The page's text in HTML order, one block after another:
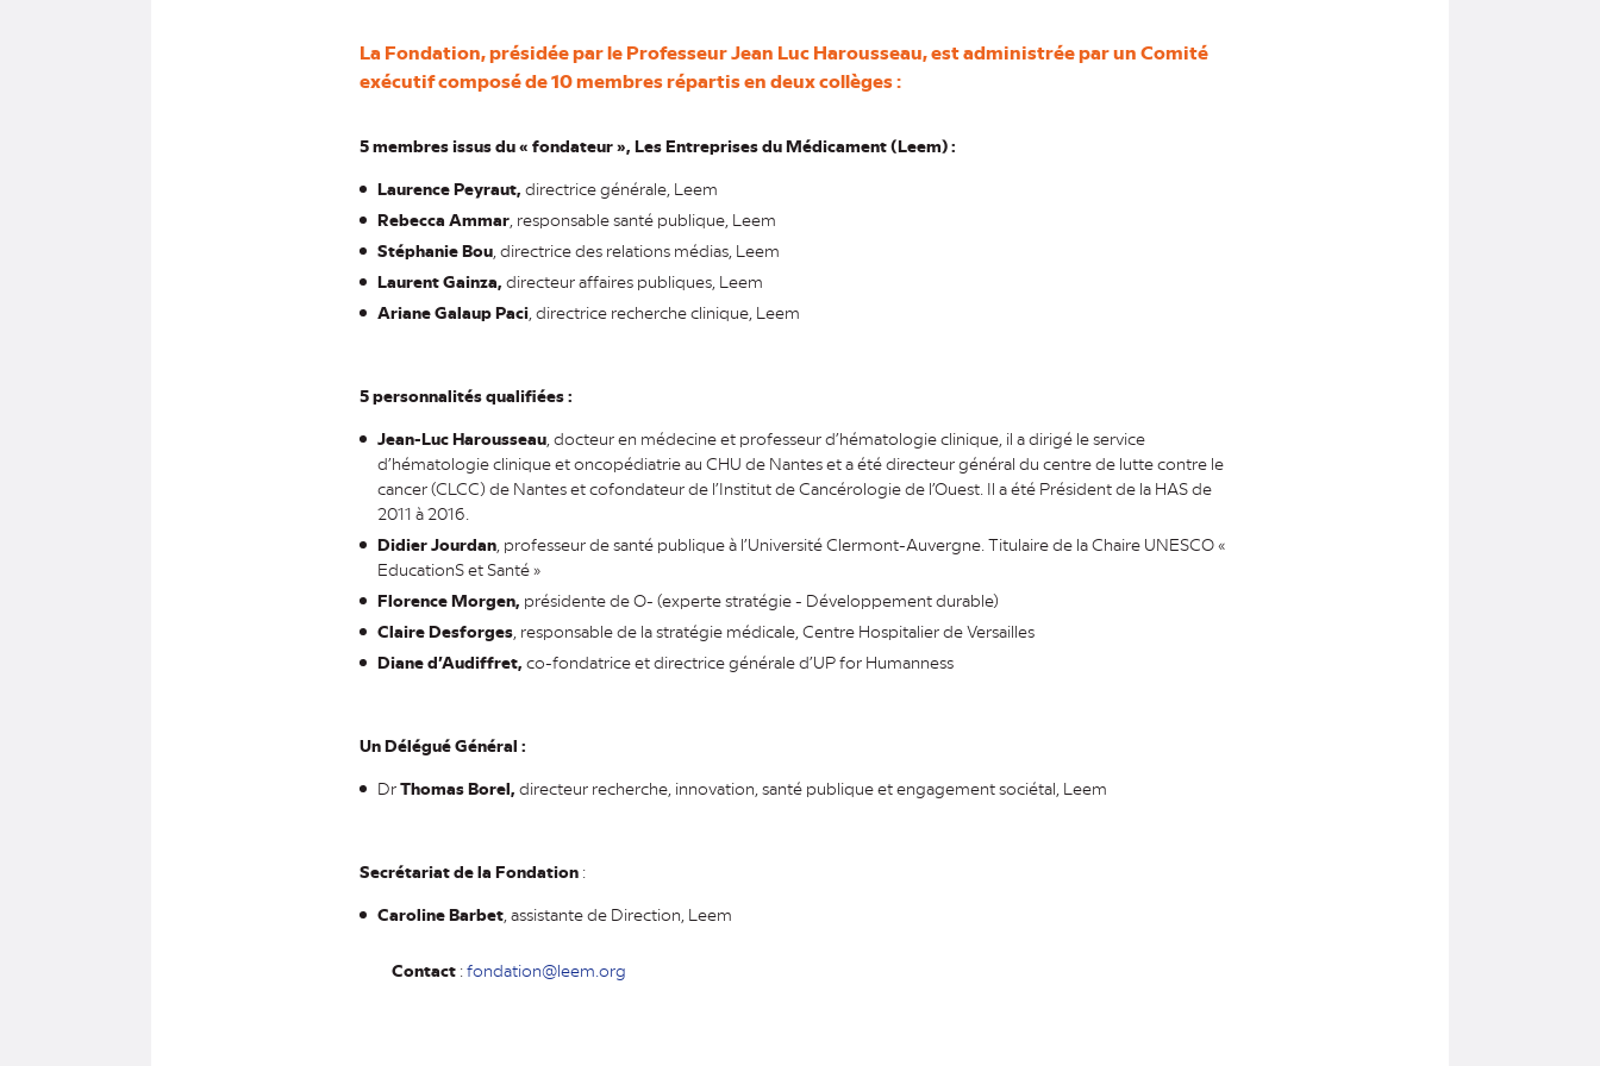
La Fondation, présidée par le Professeur Jean Luc Harousseau, est administrée par un Comité
exécutif composé de 10 membres répartis en deux collèges :
5 membres issus du « fondateur », Les Entreprises du Médicament (Leem) :
Laurence Peyraut, directrice générale, Leem
Rebecca Ammar , responsable santé publique, Leem
Stéphanie Bou , directrice des relations médias, Leem
Laurent Gainza, directeur affaires publiques, Leem
Ariane Galaup Paci , directrice recherche clinique, Leem
5 personnalités qualifiées :
Jean-Luc Harousseau , docteur en médecine et professeur d’hématologie clinique, il a dirigé le service
d’hématologie clinique et oncopédiatrie au CHU de Nantes et a été directeur général du centre de lutte contre le
cancer (CLCC) de Nantes et cofondateur de l’Institut de Cancérologie de l’Ouest. Il a été Président de la HAS de
2011 à 2016.
Didier Jourdan , professeur de santé publique à l’Université Clermont-Auvergne. Titulaire de la Chaire UNESCO «
EducationS et Santé »
Florence Morgen, présidente de O- (experte stratégie - Développement durable)
Claire Desforges , responsable de la stratégie médicale, Centre Hospitalier de Versailles
Diane d’Audiffret, co-fondatrice et directrice générale d’UP for Humanness
Un Délégué Général :
DrThomas Borel, directeur recherche, innovation, santé publique et engagement sociétal, Leem
Secrétariat de la Fondation :
Caroline Barbet , assistante de Direction, Leem
Contact :fondation@leem.org